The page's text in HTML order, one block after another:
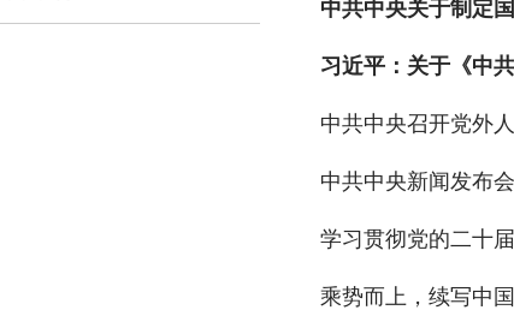
中共中央关于制定
中共中央召开党外
中共中央新闻发布
乘势而上，续写中